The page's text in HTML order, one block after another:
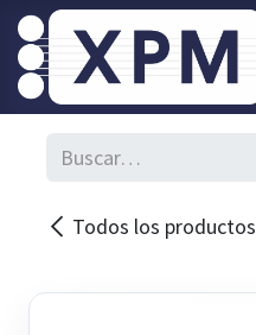
Ir al contenido
Todos los productos